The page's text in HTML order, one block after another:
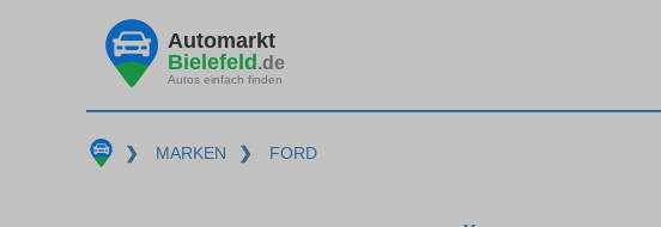
Automarkt
Bielefeld.de
Autos einfach finden
❯ MARKEN ❯ FORD